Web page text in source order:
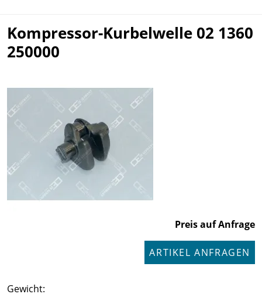
Kompressor-Kurbelwelle 02 1360
250000
Preis auf Anfrage
ARTIKEL ANFRAGEN
Gewicht: